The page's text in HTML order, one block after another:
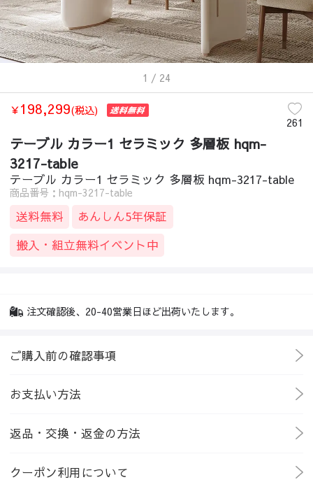
1 / 24
￥198,299(税込)
261
テーブル カラー1 セラミック 多層板 hqm-
3217-table
テーブル カラー1 セラミック 多層板 hqm-3217-table
商品番号：hqm-3217-table
送料無料
あんしん5年保証
搬入・組立無料イベント中
注文確認後、20-40営業日ほど出荷いたします。
ご購入前の確認事項
お支払い方法
返品・交換・返金の方法
クーポン利用について